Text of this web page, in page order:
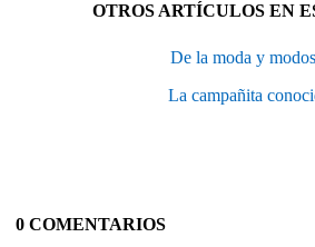
OTROS ARTÍCULOS EN
De la moda y
La campañita
0 COMENTARIOS